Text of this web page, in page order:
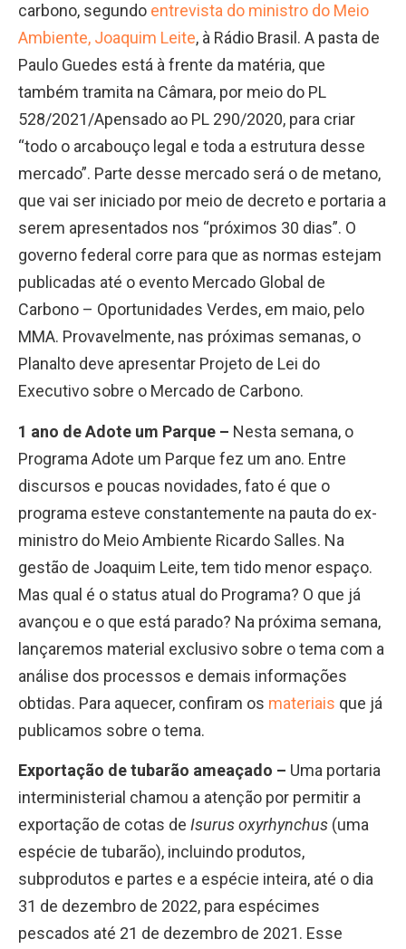
carbono, segundo entrevista do ministro do Meio
Ambiente, Joaquim Leite, à Rádio Brasil. A pasta de
Paulo Guedes está à frente da matéria, que
também tramita na Câmara, por meio do PL
528/2021/Apensado ao PL 290/2020, para criar
“todo o arcabouço legal e toda a estrutura desse
mercado”. Parte desse mercado será o de metano,
que vai ser iniciado por meio de decreto e portaria a
serem apresentados nos “próximos 30 dias”. O
governo federal corre para que as normas estejam
publicadas até o evento Mercado Global de
Carbono – Oportunidades Verdes, em maio, pelo
MMA. Provavelmente, nas próximas semanas, o
Planalto deve apresentar Projeto de Lei do
Executivo sobre o Mercado de Carbono.
1 ano de Adote um Parque – Nesta semana, o
Programa Adote um Parque fez um ano. Entre
discursos e poucas novidades, fato é que o
programa esteve constantemente na pauta do ex-
ministro do Meio Ambiente Ricardo Salles. Na
gestão de Joaquim Leite, tem tido menor espaço.
Mas qual é o status atual do Programa? O que já
avançou e o que está parado? Na próxima semana,
lançaremos material exclusivo sobre o tema com a
análise dos processos e demais informações
obtidas. Para aquecer, confiram os materiais que já
publicamos sobre o tema.
Exportação de tubarão ameaçado – Uma portaria
interministerial chamou a atenção por permitir a
exportação de cotas de Isurus oxyrhynchus (uma
espécie de tubarão), incluindo produtos,
subprodutos e partes e a espécie inteira, até o dia
31 de dezembro de 2022, para espécimes
pescados até 21 de dezembro de 2021. Esse